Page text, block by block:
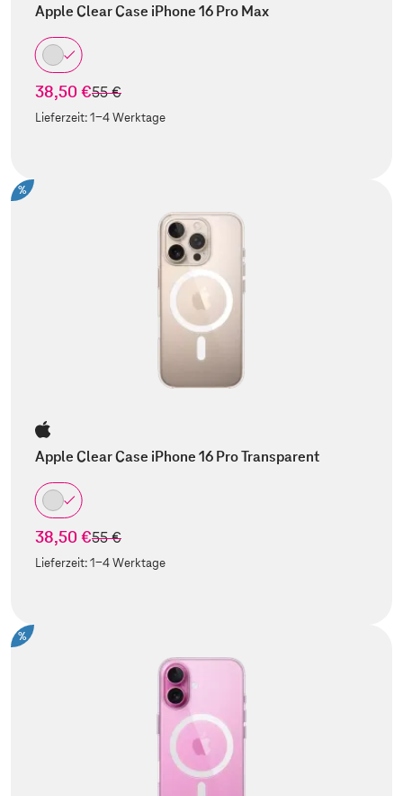
Apple Clear Case iPhone 16 Pro Max
38,50 €statt
55 €
Lieferzeit:1-4 Werktage
%
Apple Clear Case iPhone 16 Pro Transparent
38,50 €statt
55 €
Lieferzeit:1-4 Werktage
%